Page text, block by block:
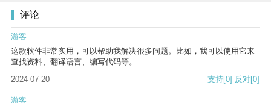
评论
游客
这款软件非常实用，可以帮助我解决很多问题。比如，我可以使用它来
查找资料、翻译语言、编写代码等。
2024-07-20
支持[0] 反对[0]
游客